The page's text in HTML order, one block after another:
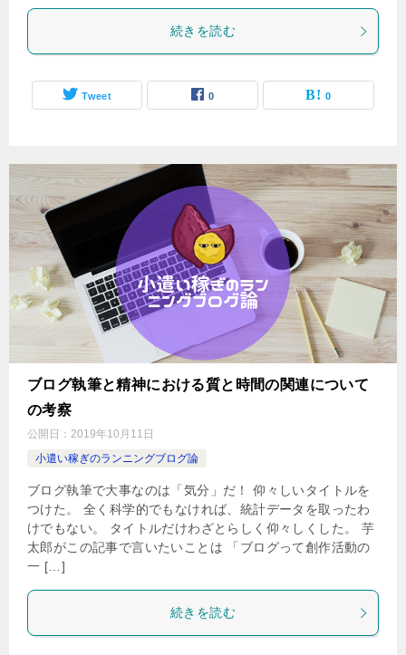
続きを読む
Tweet 0 0
ブログ執筆と精神における質と時間の関連について
の考察
公開日： 2019年10月11日
小遣い稼ぎのランニングブログ論
ブログ執筆で大事なのは「気分」だ！ 仰々しいタイトルを
つけた。 全く科学的でもなければ、統計データを取ったわ
けでもない。 タイトルだけわざとらしく仰々しくした。 芋
太郎がこの記事で言いたいことは 「ブログって創作活動の
一 […]
続きを読む